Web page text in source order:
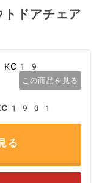
ドアチェア
この商品を見る
KC1901
る